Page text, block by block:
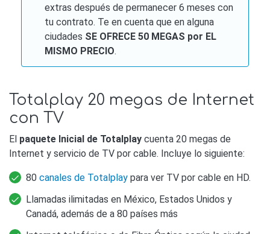
extras después de permanecer 6 meses con
tu contrato. Te en cuenta que en alguna
ciudades SE OFRECE 50 MEGAS por EL
MISMO PRECIO.
Totalplay 20 megas de Internet
con TV
El paquete Inicial de Totalplay cuenta 20 megas de
Internet y servicio de TV por cable. Incluye lo siguiente:
80 canales de Totalplay para ver TV por cable en HD.
Llamadas ilimitadas en México, Estados Unidos y
Canadá, además de a 80 países más